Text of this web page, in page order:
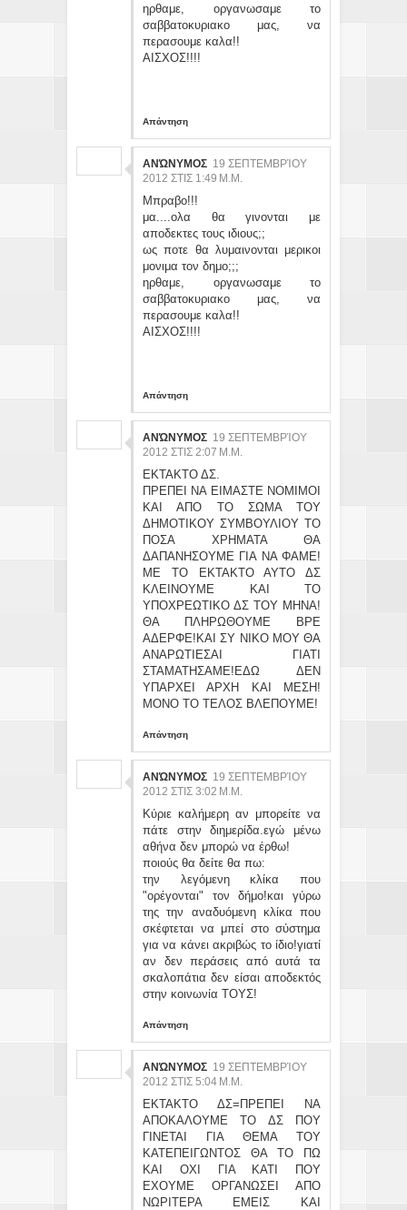
ηρθαμε, οργανωσαμε το
σαββατοκυριακο μας, να
περασουμε καλα!!
ΑΙΣΧΟΣ!!!!
Απάντηση
ΑΝΏΝΥΜΟΣ 19 ΣΕΠΤΕΜΒΡΊΟΥ
2012 ΣΤΙΣ 1:49 Μ.Μ.
Μπραβο!!!
μα....ολα θα γινονται με
αποδεκτες τους ιδιους;;
ως ποτε θα λυμαινονται μερικοι
μονιμα τον δημο;;;
ηρθαμε, οργανωσαμε το
σαββατοκυριακο μας, να
περασουμε καλα!!
ΑΙΣΧΟΣ!!!!
Απάντηση
ΑΝΏΝΥΜΟΣ 19 ΣΕΠΤΕΜΒΡΊΟΥ
2012 ΣΤΙΣ 2:07 Μ.Μ.
ΕΚΤΑΚΤΟ ΔΣ.
ΠΡΕΠΕΙ ΝΑ ΕΙΜΑΣΤΕ ΝΟΜΙΜΟΙ
ΚΑΙ ΑΠΟ ΤΟ ΣΩΜΑ ΤΟΥ
ΔΗΜΟΤΙΚΟΥ ΣΥΜΒΟΥΛΙΟΥ ΤΟ
ΠΟΣΑ ΧΡΗΜΑΤΑ ΘΑ
ΔΑΠΑΝΗΣΟΥΜΕ ΓΙΑ ΝΑ ΦΑΜΕ!
ΜΕ ΤΟ ΕΚΤΑΚΤΟ ΑΥΤΟ ΔΣ
ΚΛΕΙΝΟΥΜΕ ΚΑΙ ΤΟ
ΥΠΟΧΡΕΩΤΙΚΟ ΔΣ ΤΟΥ ΜΗΝΑ!
ΘΑ ΠΛΗΡΩΘΟΥΜΕ ΒΡΕ
ΑΔΕΡΦΕ!ΚΑΙ ΣΥ ΝΙΚΟ ΜΟΥ ΘΑ
ΑΝΑΡΩΤΙΕΣΑΙ ΓΙΑΤΙ
ΣΤΑΜΑΤΗΣΑΜΕ!ΕΔΩ ΔΕΝ
ΥΠΑΡΧΕΙ ΑΡΧΗ ΚΑΙ ΜΕΣΗ!
ΜΟΝΟ ΤΟ ΤΕΛΟΣ ΒΛΕΠΟΥΜΕ!
Απάντηση
ΑΝΏΝΥΜΟΣ 19 ΣΕΠΤΕΜΒΡΊΟΥ
2012 ΣΤΙΣ 3:02 Μ.Μ.
Κύριε καλήμερη αν μπορείτε να
πάτε στην διημερίδα.εγώ μένω
αθήνα δεν μπορώ να έρθω!
ποιούς θα δείτε θα πω:
την λεγόμενη κλίκα που
"ορέγονται" τον δήμο!και γύρω
της την αναδυόμενη κλίκα που
σκέφτεται να μπεί στο σύστημα
για να κάνει ακριβώς το ίδιο!γιατί
αν δεν περάσεις από αυτά τα
σκαλοπάτια δεν είσαι αποδεκτός
στην κοινωνία ΤΟΥΣ!
Απάντηση
ΑΝΏΝΥΜΟΣ 19 ΣΕΠΤΕΜΒΡΊΟΥ
2012 ΣΤΙΣ 5:04 Μ.Μ.
ΕΚΤΑΚΤΟ ΔΣ=ΠΡΕΠΕΙ ΝΑ
ΑΠΟΚΑΛΟΥΜΕ ΤΟ ΔΣ ΠΟΥ
ΓΙΝΕΤΑΙ ΓΙΑ ΘΕΜΑ ΤΟΥ
ΚΑΤΕΠΕΙΓΩΝΤΟΣ ΘΑ ΤΟ ΠΩ
ΚΑΙ ΟΧΙ ΓΙΑ ΚΑΤΙ ΠΟΥ
ΕΧΟΥΜΕ ΟΡΓΑΝΩΣΕΙ ΑΠΟ
ΝΩΡΙΤΕΡΑ ΕΜΕΙΣ ΚΑΙ